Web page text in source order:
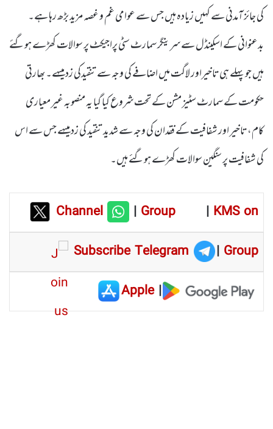
کی جائز آمدنی سے کہیں زیادہ ہیں جس سے عوامی غم و غصہ مزید بڑھ رہا ہے۔
بدعنوانی کے اسکینڈل سے سرینگر سمارٹ سٹی پراجیکٹ پر سوالات کھڑے ہوگئے
ہیں جو پہلے ہی تاخیراور لاگت میں اضافے کی وجہ سے تنقیدکی زد میںہے۔ بھارتی
حکومت کے سمارٹ سٹیز مشن کے تحت شروع کیا گیا یہ منصوبہ غیر معیاری
کام، تاخیر اور شفافیت کے فقدان کی وجہ سے شدید تنقید کی زد میںہے جس سے اس
کی شفافیت پر سنگین سوالات کھڑے ہوگئے ہیں۔
Channel |Group | KMS on
Subscribe Telegram
| Group
|
Apple